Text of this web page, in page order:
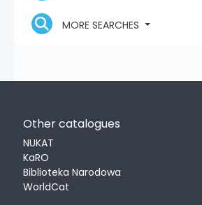
MORE SEARCHES
Other catalogues
NUKAT
KaRO
Biblioteka Narodowa
WorldCat